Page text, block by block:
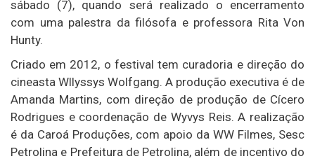
sábado (7), quando será realizado o encerramento
com uma palestra da filósofa e professora Rita Von
Hunty.
Criado em 2012, o festival tem curadoria e direção do
cineasta Wllyssys Wolfgang. A produção executiva é de
Amanda Martins, com direção de produção de Cícero
Rodrigues e coordenação de Wyvys Reis. A realização
é da Caroá Produções, com apoio da WW Filmes, Sesc
Petrolina e Prefeitura de Petrolina, além de incentivo do